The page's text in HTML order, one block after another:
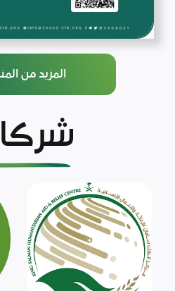
المزيد من